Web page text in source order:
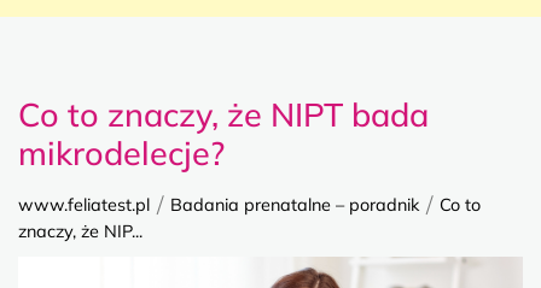
www.feliatest.pl / Badania prenatalne – poradnik / Co to
znaczy, że NIP...
Co to znaczy, że NIPT bada
mikrodelecje?